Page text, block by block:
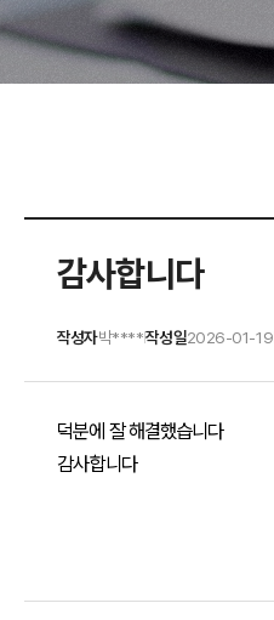
감사합니다
작성자박****|작성일2026-01-19
덕분에 잘 해결했습니다
감사합니다